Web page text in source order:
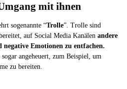
mit ihnen
sogenannte “Trolle”. Trolle sind
auf Social Media Kanälen andere
Emotionen zu entfachen.
angeheuert, zum Beispiel, um
zu bereiten.